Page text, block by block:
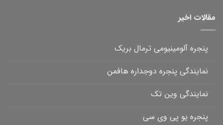
مقالات اخیر
پنجره آلومینیومی ترمال بریک
نمایندگی پنجره دوجداره هافمن
نمایندگی وین تک
پنجره یو پی وی سی